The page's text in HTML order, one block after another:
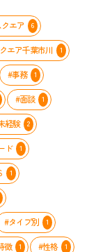
エア 6
エア千葉市川 1
#事務 1
#面談 1
経験 2
ド 1
1
#タイプ別 1
徴 1 #性格 1